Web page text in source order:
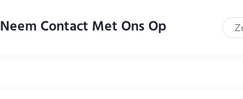
Neem Contact Met Ons Op